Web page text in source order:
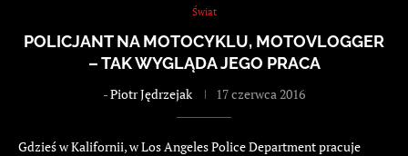
Świat
POLICJANT NA MOTOCYKLU, MOTOVLOGGER
– TAK WYGLĄDA JEGO PRACA
-Piotr Jędrzejak 17 czerwca 2016
Gdzieś w Kalifornii, w Los Angeles Police Department pracuje